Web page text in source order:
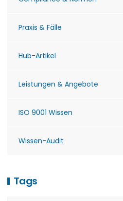
Praxis & Fälle
Hub-Artikel
Leistungen & Angebote
ISO 9001 Wissen
Wissen-Audit
Tags